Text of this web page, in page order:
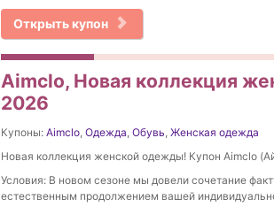
Открыть купон
Aimclo, Новая коллекция
2026
Купоны: Aimclo, Одежда, Обувь, Женская одежда
Новая коллекция женской одежды! Купон Aimclo
Условия: В новом сезоне мы довели сочетание
естественным продолжением вашей